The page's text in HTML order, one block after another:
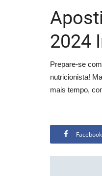
2024
Prepare-se
nutricionista!
mais tempo,
Facebook